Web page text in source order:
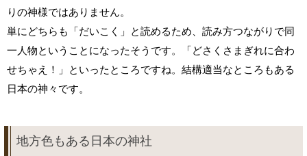
りの神様ではありません。
単にどちらも「だいこく」と読めるため、読み方つながりで同
一人物ということになったそうです。「どさくさまぎれに合わ
せちゃえ！」といったところですね。結構適当なところもある
日本の神々です。
地方色もある日本の神社